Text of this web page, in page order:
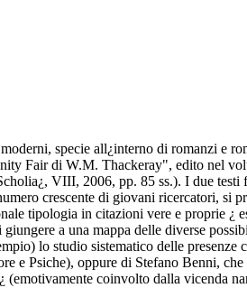
specie all¿interno di romanzi e
Fair di W.M. Thackeray", edito nel
VIII, 2006, pp. 85 ss.). I due
crescente di giovani ricercatori, si
tipologia in citazioni vere e proprie ¿
a una mappa delle diverse
lo studio sistematico delle
e Psiche), oppure di Stefano Benni,
coinvolto dalla vicenda